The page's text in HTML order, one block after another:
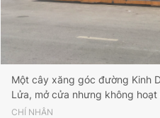
Một cây xăng góc đường Kinh
Lửa, mở cửa nhưng không hoạt
CHÍ NHÂN